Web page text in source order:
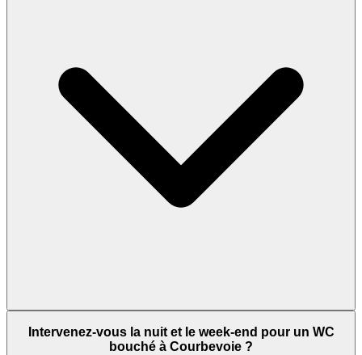
Intervenez-vous la nuit et le week-end pour un WC
bouché à Courbevoie ?